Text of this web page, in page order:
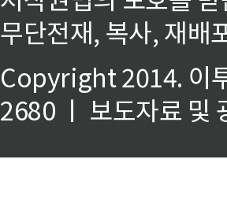
무단전재, 복사, 재배
Copyright 2014. 이
2680 ㅣ 보도자료